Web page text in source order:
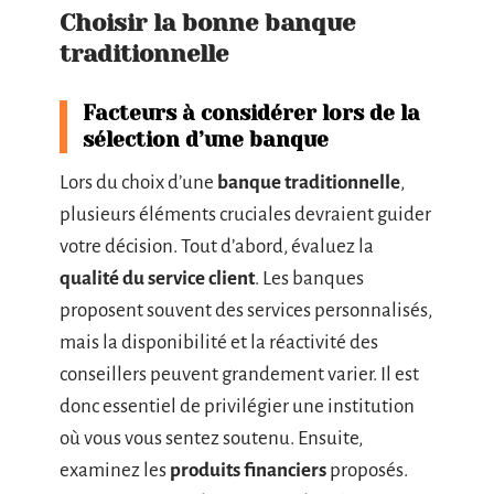
Choisir la bonne banque
traditionnelle
Facteurs à considérer lors de la
sélection d’une banque
Lors du choix d’une banque traditionnelle,
plusieurs éléments cruciales devraient guider
votre décision. Tout d’abord, évaluez la
qualité du service client. Les banques
proposent souvent des services personnalisés,
mais la disponibilité et la réactivité des
conseillers peuvent grandement varier. Il est
donc essentiel de privilégier une institution
où vous vous sentez soutenu. Ensuite,
examinez les produits financiers proposés.